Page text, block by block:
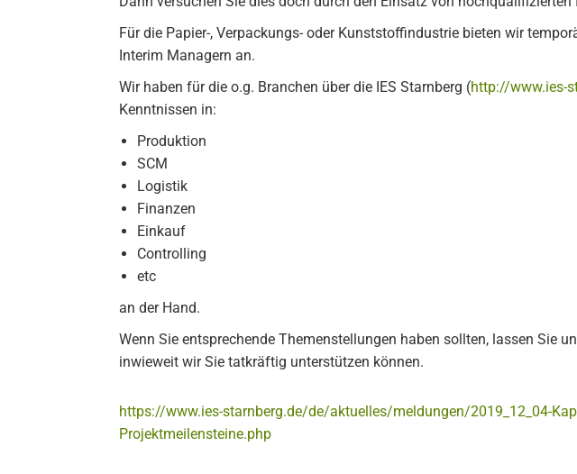
Für die Papier-, Verpackungs- oder Kunststoffindustrie bieten wir
Interim Managern an.
Wir haben für die o.g. Branchen über die IES Starnberg (http://www.ies-
Kenntnissen in:
Produktion
SCM
Logistik
Finanzen
Einkauf
Controlling
etc
an der Hand.
Wenn Sie entsprechende Themenstellungen haben sollten, lassen Sie
inwieweit wir Sie tatkräftig unterstützen können.
https://www.ies-starnberg.de/de/aktuelles/meldungen/2019_12_04-
Projektmeilensteine.php